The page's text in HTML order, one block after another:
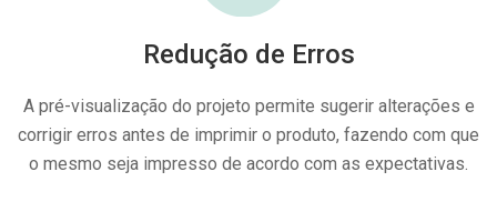
Redução de Erros
A pré-visualização do projeto permite sugerir alterações e
corrigir erros antes de imprimir o produto, fazendo com que
o mesmo seja impresso de acordo com as expectativas.